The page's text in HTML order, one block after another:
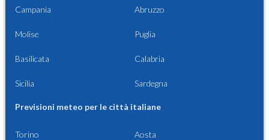
Campania Abruzzo
Molise Puglia
Basilicata Calabria
Sicilia Sardegna
Previsioni meteo per le città italiane
Torino Aosta